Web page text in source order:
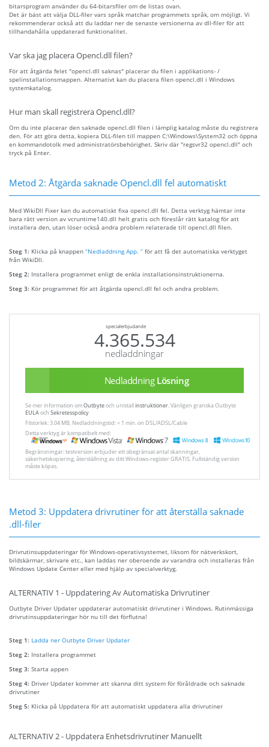
bitarsprogram använder du 64-bitarsfiler om de listas ovan.
Det är bäst att välja DLL-filer vars språk matchar programmets språk, om möjligt. Vi
rekommenderar också att du laddar ner de senaste versionerna av dll-filer för att
tillhandahålla uppdaterad funktionalitet.
Var ska jag placera Opencl.dll filen?
För att åtgärda felet "opencl.dll saknas" placerar du filen i applikations- /
spelinstallationsmappen. Alternativt kan du placera filen opencl.dll i Windows
systemkatalog.
Hur man skall registrera Opencl.dll?
Om du inte placerar den saknade opencl.dll filen i lämplig katalog måste du registrera
den. För att göra detta, kopiera DLL-filen till mappen C:\Windows\System32 och öppna
en kommandotolk med administratörsbehörighet. Skriv där "regsvr32 opencl.dll" och
tryck på Enter.
Metod 2: Åtgärda saknade Opencl.dll fel automatiskt
Med WikiDll Fixer kan du automatiskt fixa opencl.dll fel. Detta verktyg hämtar inte
bara rätt version av vcruntime140.dll helt gratis och föreslår rätt katalog för att
installera den, utan löser också andra problem relaterade till opencl.dll filen.
Steg 1: Klicka på knappen “Nedladdning App. ” för att få det automatiska verktyget
från WikiDll.
Steg 2: Installera programmet enligt de enkla installationsinstruktionerna.
Steg 3: Kör programmet för att åtgärda opencl.dll fel och andra problem.
specialerbjudande
4.365.534
nedladdningar
Nedladdning Lösning
Se mer information omOutbyteoch unistallinstruktioner. Vänligen granska Outbyte
EULAoch Sekretesspolicy
Filstorlek: 3.04 MB, Nedladdningstid: < 1 min. on DSL/ADSL/Cable
Detta verktyg är kompatibelt med:
Begränsningar: testversion erbjuder ett obegränsat antal skanningar,
säkerhetskopiering, återställning av ditt Windows-register GRATIS. Fullständig version
måste köpas.
Metod 3: Uppdatera drivrutiner för att återställa saknade
.dll-filer
Drivrutinsuppdateringar för Windows-operativsystemet, liksom för nätverkskort,
bildskärmar, skrivare etc., kan laddas ner oberoende av varandra och installeras från
Windows Update Center eller med hjälp av specialverktyg.
ALTERNATIV 1 - Uppdatering Av Automatiska Drivrutiner
Outbyte Driver Updater uppdaterar automatiskt drivrutiner i Windows. Rutinmässiga
drivrutinsuppdateringar hör nu till det förflutna!
Steg 1: Ladda ner Outbyte Driver Updater
Steg 2: Installera programmet
Steg 3: Starta appen
Steg 4: Driver Updater kommer att skanna ditt system för föråldrade och saknade
drivrutiner
Steg 5: Klicka på Uppdatera för att automatiskt uppdatera alla drivrutiner
ALTERNATIV 2 - Uppdatera Enhetsdrivrutiner Manuellt